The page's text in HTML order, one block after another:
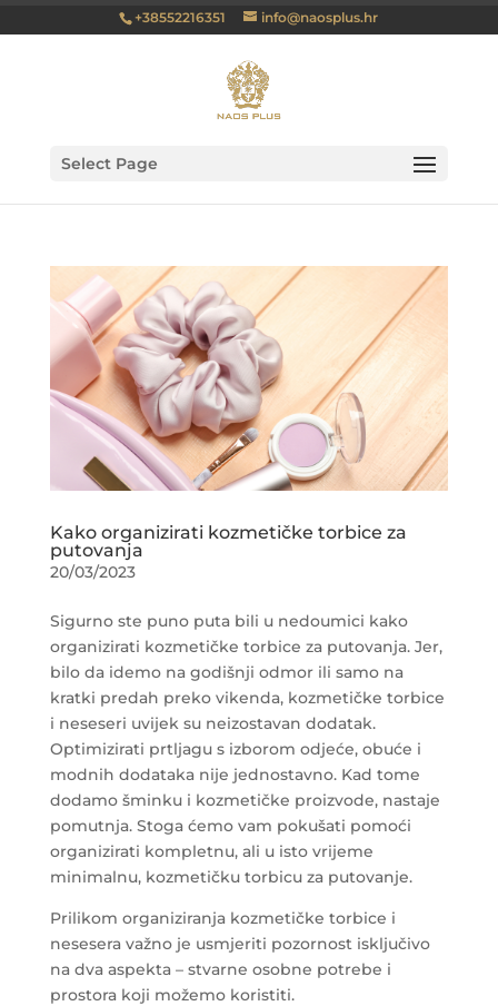
+38552216351 info@naosplus.hr
Select Page
Kako organizirati kozmetičke torbice za
putovanja
20/03/2023
Sigurno ste puno puta bili u nedoumici kako
organizirati kozmetičke torbice za putovanja. Jer,
bilo da idemo na godišnji odmor ili samo na
kratki predah preko vikenda, kozmetičke torbice
i neseseri uvijek su neizostavan dodatak.
Optimizirati prtljagu s izborom odjeće, obuće i
modnih dodataka nije jednostavno. Kad tome
dodamo šminku i kozmetičke proizvode, nastaje
pomutnja. Stoga ćemo vam pokušati pomoći
organizirati kompletnu, ali u isto vrijeme
minimalnu, kozmetičku torbicu za putovanje.
Prilikom organiziranja kozmetičke torbice i
nesesera važno je usmjeriti pozornost isključivo
na dva aspekta – stvarne osobne potrebe i
prostora koji možemo koristiti.